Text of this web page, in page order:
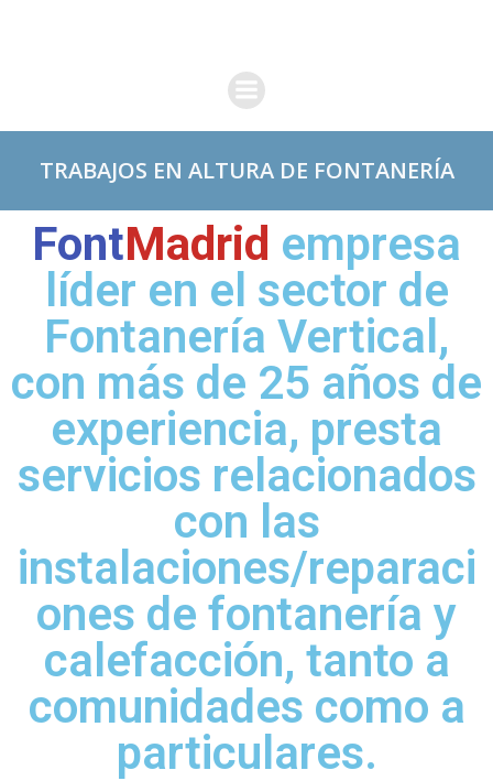
TRABAJOS EN ALTURA DE FONTANERÍA
FontMadrid empresa
líder en el sector de
Fontanería Vertical,
con más de 25 años de
experiencia, presta
servicios relacionados
con las
instalaciones/reparaci
ones de fontanería y
calefacción, tanto a
comunidades como a
particulares.